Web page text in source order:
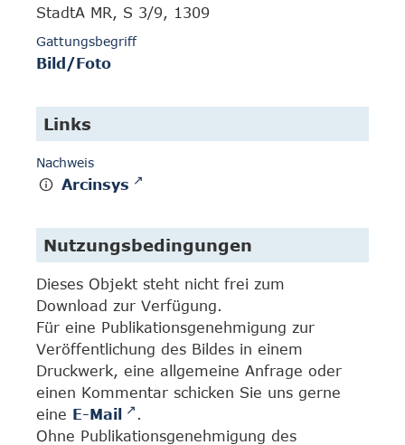
StadtA MR, S 3/9, 1309
Gattungsbegriff
Bild/Foto
Links
Nachweis
Arcinsys
Nutzungsbedingungen
Dieses Objekt steht nicht frei zum
Download zur Verfügung.
Für eine Publikationsgenehmigung zur
Veröffentlichung des Bildes in einem
Druckwerk, eine allgemeine Anfrage oder
einen Kommentar schicken Sie uns gerne
eine E-Mail
.
Ohne Publikationsgenehmigung des